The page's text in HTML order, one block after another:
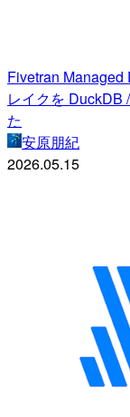
Fivetran Managed
レイクを DuckDB
た
安原朋紀
2026.05.15